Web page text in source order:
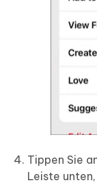
Tippen Sie
Leiste